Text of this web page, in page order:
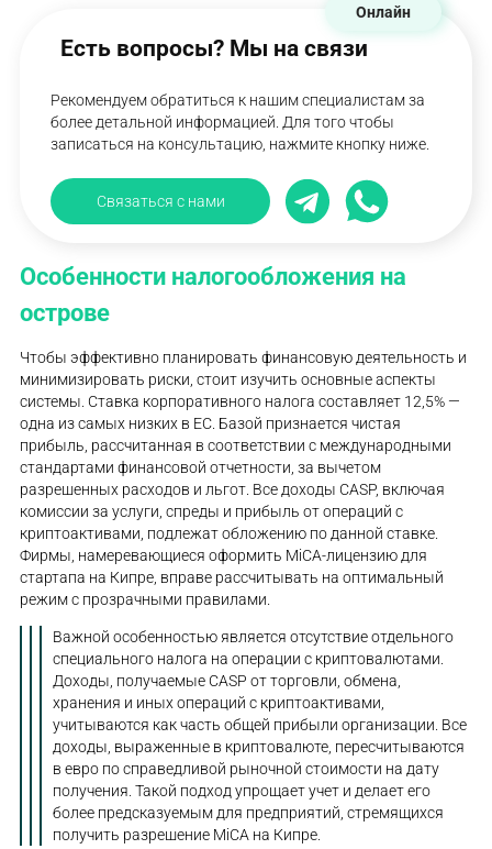
Есть вопросы? Мы на связи
Рекомендуем обратиться к нашим специалистам за
более детальной информацией. Для того чтобы
записаться на консультацию, нажмите кнопку ниже.
Связаться с нами
Онлайн
Особенности налогообложения на
острове
Чтобы эффективно планировать финансовую деятельность и
минимизировать риски, стоит изучить основные аспекты
системы. Ставка корпоративного налога составляет 12,5% —
одна из самых низких в ЕС. Базой признается чистая
прибыль, рассчитанная в соответствии с международными
стандартами финансовой отчетности, за вычетом
разрешенных расходов и льгот. Все доходы CASP, включая
комиссии за услуги, спреды и прибыль от операций с
криптоактивами, подлежат обложению по данной ставке.
Фирмы, намеревающиеся оформить MiCA-лицензию для
стартапа на Кипре, вправе рассчитывать на оптимальный
режим с прозрачными правилами.
Важной особенностью является отсутствие отдельного
специального налога на операции с криптовалютами.
Доходы, получаемые CASP от торговли, обмена,
хранения и иных операций с криптоактивами,
учитываются как часть общей прибыли организации. Все
доходы, выраженные в криптовалюте, пересчитываются
в евро по справедливой рыночной стоимости на дату
получения. Такой подход упрощает учет и делает его
более предсказуемым для предприятий, стремящихся
получить разрешение MiCA на Кипре.